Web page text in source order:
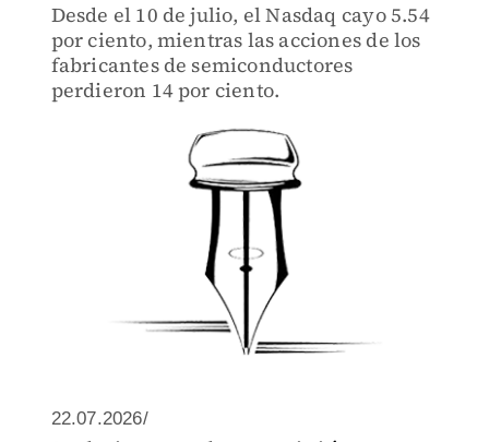
Desde el 10 de julio, el Nasdaq cayo 5.54
por ciento, mientras las acciones de los
fabricantes de semiconductores
perdieron 14 por ciento.
22.07.2026/